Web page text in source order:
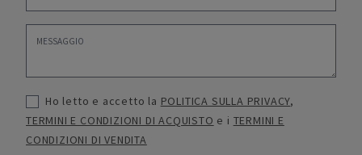
Ho letto e accetto la POLITICA SULLA PRIVACY,
TERMINI E CONDIZIONI DI ACQUISTO e i TERMINI E
CONDIZIONI DI VENDITA